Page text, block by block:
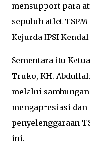
mensupport para
sepuluh atlet
Kejurda IPSI Kendal
Sementara itu
Truko, KH.
melalui
mengapresiasi
penyelenggaraan
ini.